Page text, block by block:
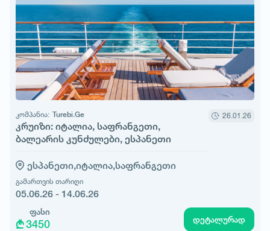
კომპანია: Turebi.Ge
კრუიზი: იტალია, საფრანგეთი,
ბალეარის კუნძულები, ესპანეთი
26.01.26
ესპანეთი,იტალია,საფრანგეთი
გამართვის თარიღი
05.06.26 - 14.06.26
ფასი
3450 დეტალურად